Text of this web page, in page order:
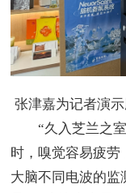
张津嘉为记者演
“久入芝兰之室
时，嗅觉容易疲劳
大脑不同电波的监